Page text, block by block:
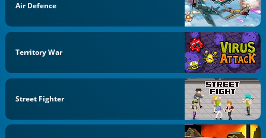
Air Defence
Territory War
Street Fighter